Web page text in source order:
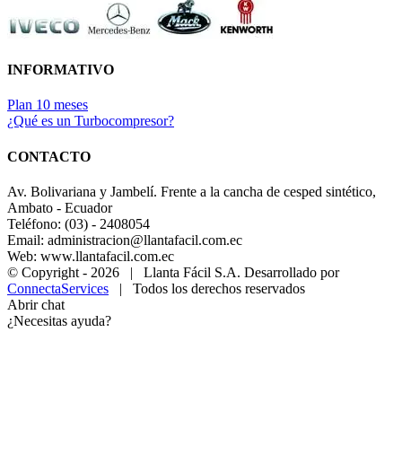
INFORMATIVO
Plan 10 meses
¿Qué es un Turbocompresor?
CONTACTO
Av. Bolivariana y Jambelí. Frente a la cancha de cesped sintético,
Ambato - Ecuador
Teléfono: (03) - 2408054
Email: administracion@llantafacil.com.ec
Web: www.llantafacil.com.ec
© Copyright - 2026 | Llanta Fácil S.A. Desarrollado por
ConnectaServices | Todos los derechos reservados
Abrir chat
¿Necesitas ayuda?